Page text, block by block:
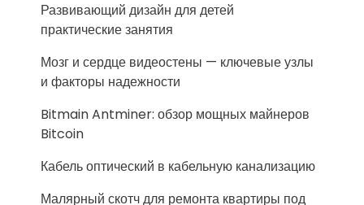
Развивающий дизайн для детей
практические занятия
Мозг и сердце видеостены — ключевые узлы
и факторы надежности
Bitmain Antminer: обзор мощных майнеров
Bitcoin
Кабель оптический в кабельную канализацию
Малярный скотч для ремонта квартиры под